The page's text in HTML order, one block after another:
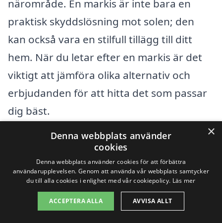
närområde. En markis är inte bara en
praktisk skyddslösning mot solen; den
kan också vara en stilfull tillägg till ditt
hem. När du letar efter en markis är det
viktigt att jämföra olika alternativ och
erbjudanden för att hitta det som passar
dig bäst.
Om du inte hittar det du söker direkt i
Matfors, kan det vara värt att kolla i
närliggande städer. Här är några städer
där du också kan hitta erfarna företag
som utför markisar:
×
Denna webbplats använder
cookies
Denna webbplats använder cookies för att förbättra
användarupplevelsen. Genom att använda vår webbplats samtycker
du till alla cookies i enlighet med vår cookiepolicy. Läs mer
ACCEPTERA ALLA AVVISA ALLT